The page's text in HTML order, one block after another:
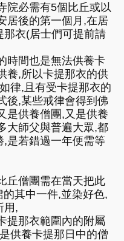
院必需有5個比丘或以
居後的第一個月,在居
衣(居士們可提前請
時間也是無法供養卡
養,所以卡提那衣的供
律,且有受卡提那衣的
後,某些戒律會得到佛
是供養僧團,又是供養
大師父與普遍大眾,都
是若錯過一年便需等
丘僧團需在當天把此
其中一件,並染好色,
用,
提那衣範圍內的附屬
供養卡提那日中的僧